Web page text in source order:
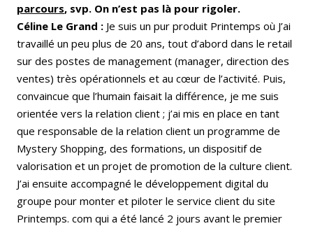
parcours, svp. On n’est pas là pour rigoler.
Céline Le Grand : Je suis un pur produit Printemps où J’ai
travaillé un peu plus de 20 ans, tout d’abord dans le retail
sur des postes de management (manager, direction des
ventes) très opérationnels et au cœur de l’activité. Puis,
convaincue que l’humain faisait la différence, je me suis
orientée vers la relation client ; j’ai mis en place en tant
que responsable de la relation client un programme de
Mystery Shopping, des formations, un dispositif de
valorisation et un projet de promotion de la culture client.
J’ai ensuite accompagné le développement digital du
groupe pour monter et piloter le service client du site
Printemps. com qui a été lancé 2 jours avant le premier